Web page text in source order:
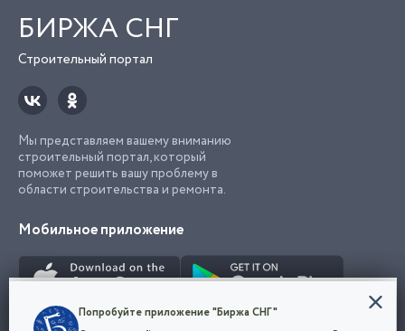
БИРЖА СНГ
Строительный портал
Мы представляем вашему вниманию
строительный портал, который
поможет решить вашу проблему в
области строительства и ремонта.
Мобильное приложение
Конфиденциальность
Попробуйте приложение "Биржа СНГ"